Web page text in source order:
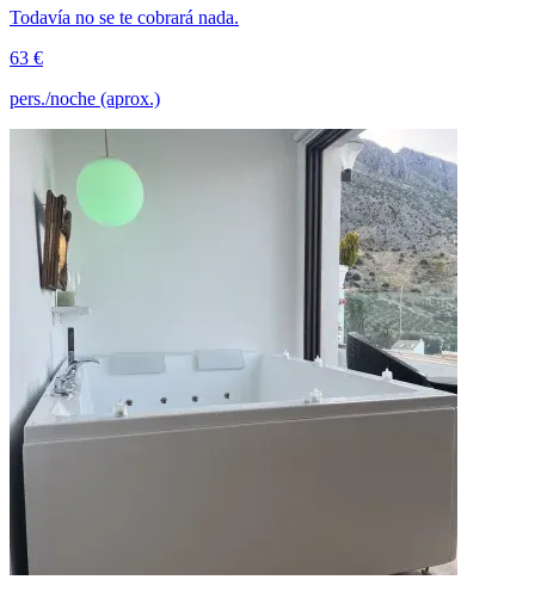
Todavía no se te cobrará nada.
63 €
pers./noche (aprox.)